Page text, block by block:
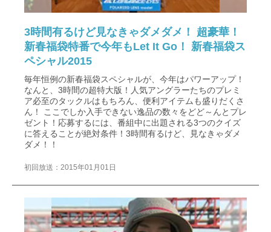
3時間有るけど見なきゃダメダメ！ 超豪華！
新春福袋特番で今年もLet It Go！ 新春福袋ス
ペシャル2015
毎年恒例の新春福袋スペシャルが、今年はパワーアップ！
なんと、3時間の超特大版！人気アングラーたちのプレミ
ア必至のタックルはもちろん、便利アイテムも盛りだくさ
ん！ ここでしか入手できない逸品の数々をどど～んとプレ
ゼント！応募するには、番組中に出題される3つのクイズ
に答えることが絶対条件！3時間有るけど、見なきゃダメ
ダメ！！
初回放送：2015年01月01日